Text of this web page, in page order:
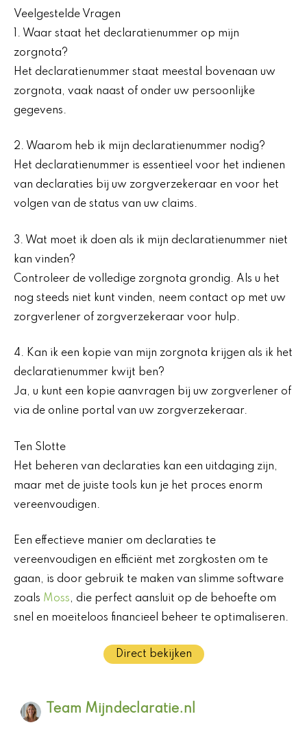
Veelgestelde Vragen
1. Waar staat het declaratienummer op mijn
zorgnota?
Het declaratienummer staat meestal bovenaan uw
zorgnota, vaak naast of onder uw persoonlijke
gegevens.
2. Waarom heb ik mijn declaratienummer nodig?
Het declaratienummer is essentieel voor het indienen
van declaraties bij uw zorgverzekeraar en voor het
volgen van de status van uw claims.
3. Wat moet ik doen als ik mijn declaratienummer niet
kan vinden?
Controleer de volledige zorgnota grondig. Als u het
nog steeds niet kunt vinden, neem contact op met uw
zorgverlener of zorgverzekeraar voor hulp.
4. Kan ik een kopie van mijn zorgnota krijgen als ik het
declaratienummer kwijt ben?
Ja, u kunt een kopie aanvragen bij uw zorgverlener of
via de online portal van uw zorgverzekeraar.
Ten Slotte
Het beheren van declaraties kan een uitdaging zijn,
maar met de juiste tools kun je het proces enorm
vereenvoudigen.
Een effectieve manier om declaraties te
vereenvoudigen en efficiënt met zorgkosten om te
gaan, is door gebruik te maken van slimme software
zoals Moss, die perfect aansluit op de behoefte om
snel en moeiteloos financieel beheer te optimaliseren.
Direct bekijken
Team Mijndeclaratie.nl